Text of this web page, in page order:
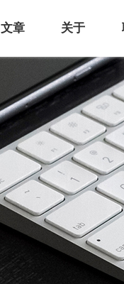
文章 关于